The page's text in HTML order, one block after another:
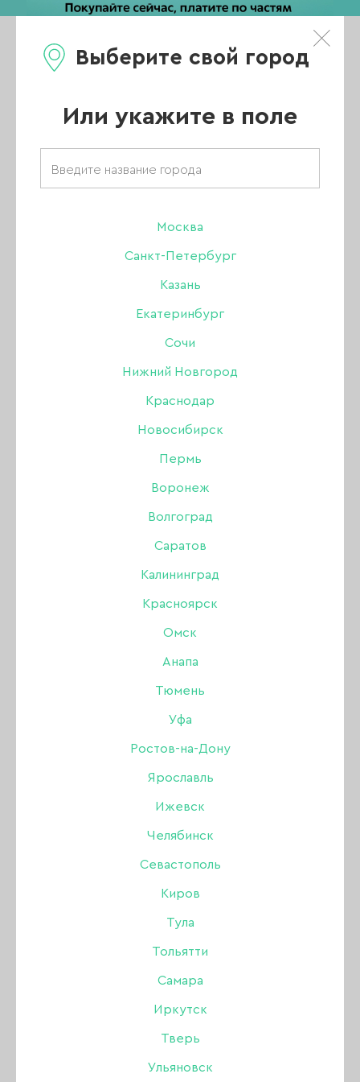
Выберите свой город
Или укажите в поле
Москва
Санкт-Петербург
Казань
Екатеринбург
Сочи
Нижний Новгород
Краснодар
Новосибирск
Пермь
Воронеж
Волгоград
Саратов
Калининград
Красноярск
Омск
Анапа
Тюмень
Уфа
Ростов-на-Дону
Ярославль
Ижевск
Челябинск
Севастополь
Киров
Тула
Тольятти
Самара
Иркутск
Тверь
Ульяновск
Каталог
Главная/
Каталог/
Одноразовая продукция/
Маски/
Маска защитная
(неопрен), ХАКИ, 1 шт.
Маска защитная из неопрена - многоразовая